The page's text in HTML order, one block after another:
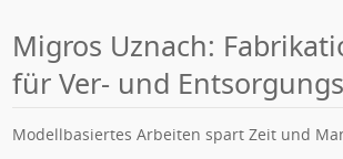
Migros Uznach:
für Ver- und
Modellbasiertes Arbeiten spart Zeit und